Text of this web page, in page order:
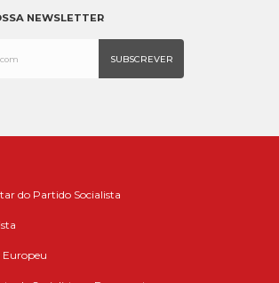
NEWSLETTER
do Partido Socialista
Europeu